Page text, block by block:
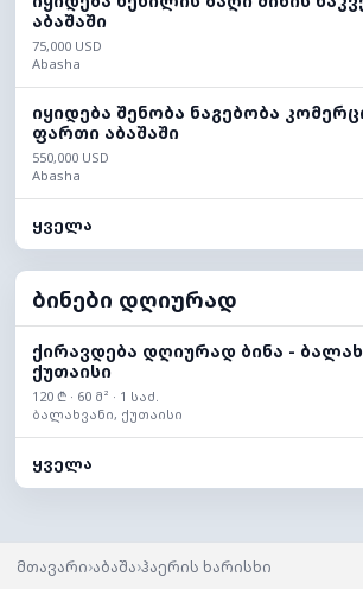
აბაშაში
75,000 USD
Abasha
იყიდება შენობა ნაგებობა
ფართი აბაშაში
550,000 USD
Abasha
ყველა
ბინები დღიურად
ქირავდება დღიურად ბინა -
ქუთაისი
120 ₾ · 60 მ² · 1 საძ.
ბალახვანი, ქუთაისი
ყველა
მთავარი›აბაშა›ჰაერის ხარისხი